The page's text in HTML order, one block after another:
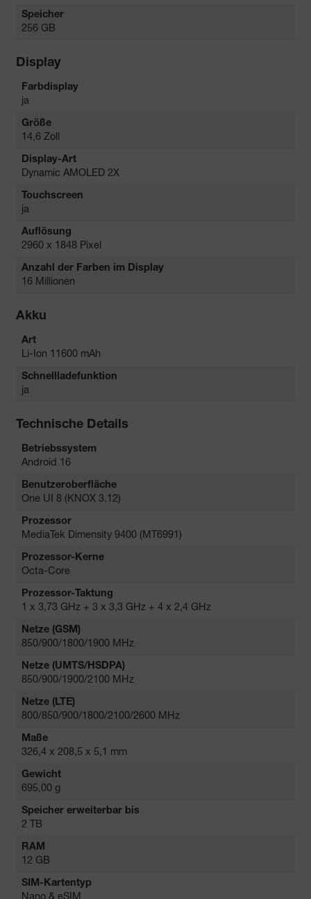
Speicher
256 GB
Display
Farbdisplay
ja
Größe
14,6 Zoll
Display-Art
Dynamic AMOLED 2X
Touchscreen
ja
Auflösung
2960 x 1848 Pixel
Anzahl der Farben im Display
16 Millionen
Akku
Art
Li-Ion 11600 mAh
Schnellladefunktion
ja
Technische Details
Betriebssystem
Android 16
Benutzeroberfläche
One UI 8 (KNOX 3.12)
Prozessor
MediaTek Dimensity 9400 (MT6991)
Prozessor-Kerne
Octa-Core
Prozessor-Taktung
1 x 3,73 GHz + 3 x 3,3 GHz + 4 x 2,4 GHz
Netze (GSM)
850/900/1800/1900 MHz
Netze (UMTS/HSDPA)
850/900/1900/2100 MHz
Netze (LTE)
800/850/900/1800/2100/2600 MHz
Maße
326,4 x 208,5 x 5,1 mm
Gewicht
695,00 g
Speicher erweiterbar bis
2 TB
RAM
12 GB
SIM-Kartentyp
Nano & eSIM